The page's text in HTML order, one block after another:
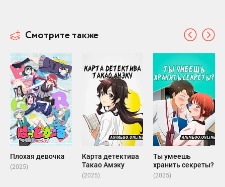
Смотрите также
Плохая девочка
(2025)
Карта детектива
Такао Амэку
(2025)
Ты умеешь
хранить секреты?
(2025)